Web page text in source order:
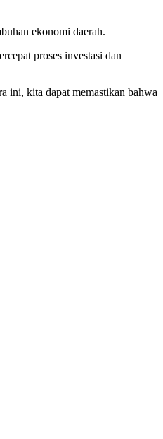
ekonomi daerah.
proses investasi dan
ini, kita dapat memastikan bahwa